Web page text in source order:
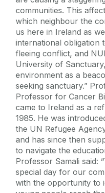
communities. This
which neighbour the
us here in Ireland as
international obligation
fleeing conflict, and
University of
environment as a
seeking sanctuary.”
Professor for Cancer
came to Ireland as a
1985. He was
the UN Refugee
and has since then
to navigate the
Professor Samali said:
special day for our
with the opportunity to